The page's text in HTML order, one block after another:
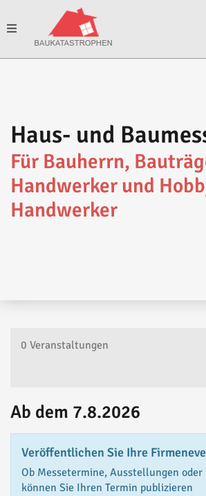
Toggle
Haus- und
Für Bauherrn,
Handwerker und
Handwerker
0 Veranstaltungen
Ab dem 7.8.2026
Veröffentlichen Sie Ihre
Ob Messetermine, Ausstellungen
können Sie Ihren Termin publizieren